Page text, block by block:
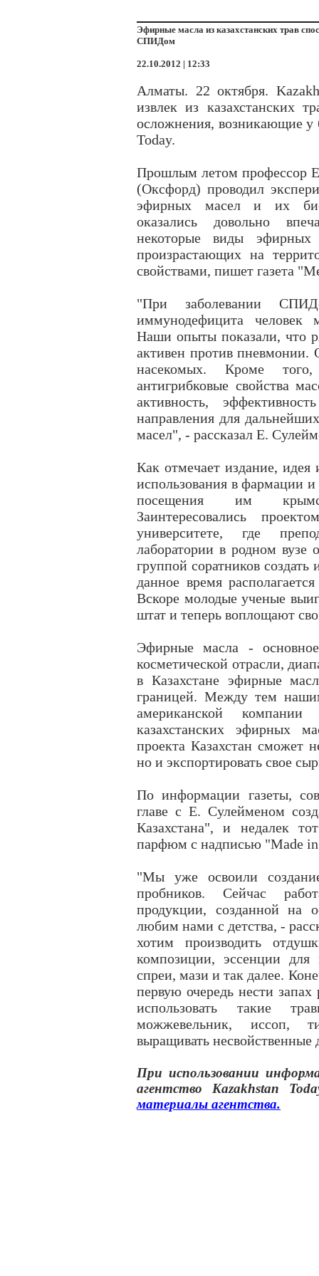
Эфирные масла из казахстанских трав
СПИДом
22.10.2012 | 12:33
Алматы. 22 октября.
извлек из казахстанских
осложнения, возникающие
Today.
Прошлым летом профессор
(Оксфорд) проводил
эфирных масел и их
оказались довольно
некоторые виды
произрастающих на
свойствами, пишет газета
"При заболевании
иммунодефицита человек
Наши опыты показали, что
активен против
насекомых. Кроме
антигрибковые свойства
активность,
направления для
масел", - рассказал Е.
Как отмечает издание,
использования в фармации
посещения им
Заинтересовались
университете, где
лаборатории в родном
группой соратников
данное время
Вскоре молодые ученые
штат и теперь воплощают
Эфирные масла -
косметической отрасли,
в Казахстане эфирные
границей. Между тем
американской
казахстанских эфирных
проекта Казахстан сможет
но и экспортировать свое
По информации газеты,
главе с Е. Сулейменом
Казахстана", и недалек
парфюм с надписью "Made
"Мы уже освоили
пробников. Сейчас
продукции, созданной на
любим нами с детства, -
хотим производить
композиции, эссенции для
спреи, мази и так далее.
первую очередь нести
использовать такие
можжевельник, иссоп,
выращивать
При использовании
агентство Kazakhstan
материалы агентства.